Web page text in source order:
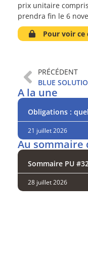
prix unitaire compris
prendra fin le 6
Pour voir ce
PRÉCÉDENT
BLUE
A la une
Obligations :
21 juillet 2026
Au
Sommaire PU
28 juillet 2026